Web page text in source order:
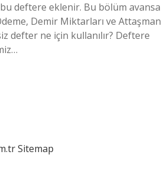
deftere eklenir. Bu bölüm avansa
Demir Miktarları ve Attaşman
defter ne için kullanılır? Deftere
Sitemap